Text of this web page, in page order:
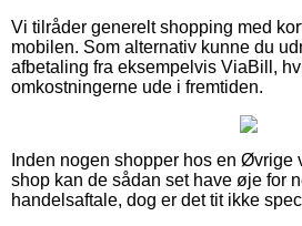
Vi tilråder generelt shopping med
mobilen. Som alternativ kunne du
afbetaling fra eksempelvis ViaBill,
omkostningerne ude i fremtiden.
Inden nogen shopper hos en
shop kan de sådan set have øje for
handelsaftale, dog er det tit ikke